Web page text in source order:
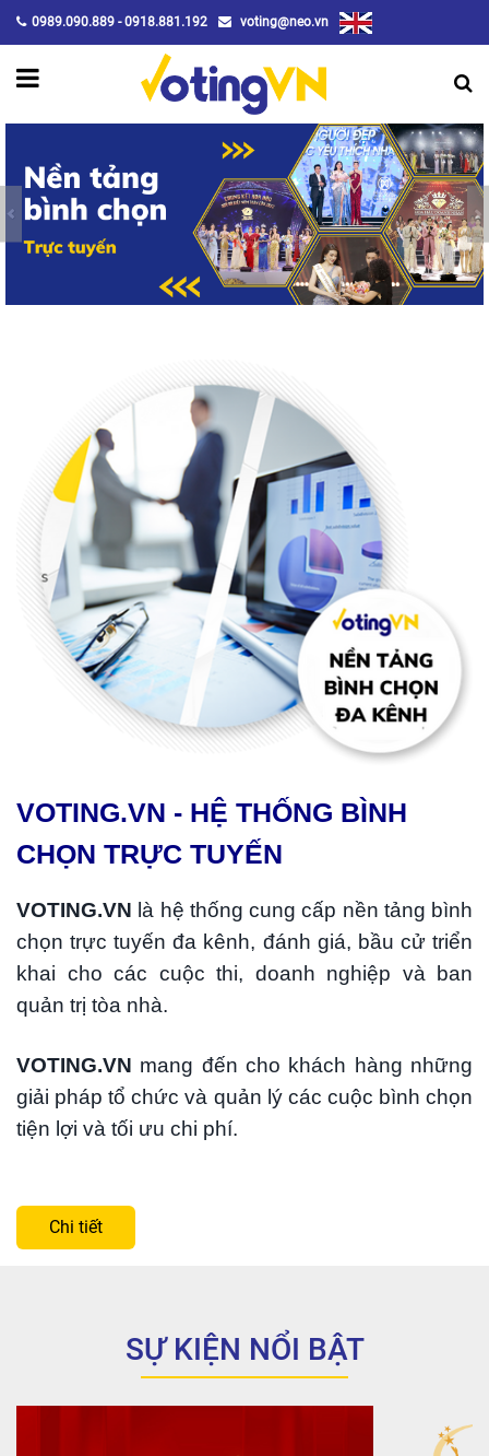
0989.090.889 - 0918.881.192 voting@neo.vn
VOTING.VN - HỆ THỐNG BÌNH
CHỌN TRỰC TUYẾN
VOTING.VN là hệ thống cung cấp nền tảng bình
chọn trực tuyến đa kênh, đánh giá, bầu cử triển
khai cho các cuộc thi, doanh nghiệp và ban
quản trị tòa nhà.
VOTING.VN mang đến cho khách hàng những
giải pháp tổ chức và quản lý các cuộc bình chọn
tiện lợi và tối ưu chi phí.
Chi tiết
SỰ KIỆN NỔI BẬT